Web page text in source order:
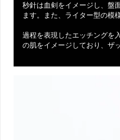
秒針は血剣をイメージし、盤
ます。また、ライター型の模
過程を表現したエッチングを
の肌をイメージしており、ザ